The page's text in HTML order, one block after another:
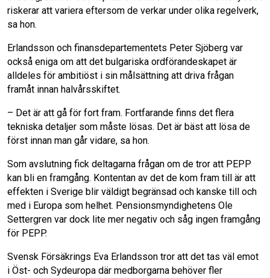
riskerar att variera eftersom de verkar under olika regelverk,
sa hon.
Erlandsson och finansdepartementets Peter Sjöberg var
också eniga om att det bulgariska ordförandeskapet är
alldeles för ambitiöst i sin målsättning att driva frågan
framåt innan halvårsskiftet.
– Det är att gå för fort fram. Fortfarande finns det flera
tekniska detaljer som måste lösas. Det är bäst att lösa de
först innan man går vidare, sa hon.
Som avslutning fick deltagarna frågan om de tror att PEPP
kan bli en framgång. Kontentan av det de kom fram till är att
effekten i Sverige blir väldigt begränsad och kanske till och
med i Europa som helhet. Pensionsmyndighetens Ole
Settergren var dock lite mer negativ och såg ingen framgång
för PEPP.
Svensk Försäkrings Eva Erlandsson tror att det tas väl emot
i Öst- och Sydeuropa där medborgarna behöver fler